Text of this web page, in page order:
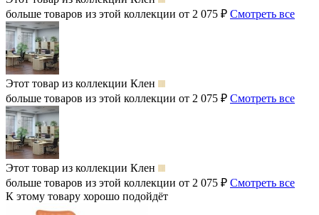
больше товаров из этой коллекции от 2 075 ₽ Смотреть все
Этот товар из коллекции Клен
больше товаров из этой коллекции от 2 075 ₽ Смотреть все
Этот товар из коллекции Клен
больше товаров из этой коллекции от 2 075 ₽ Смотреть все
К этому товару хорошо подойдёт